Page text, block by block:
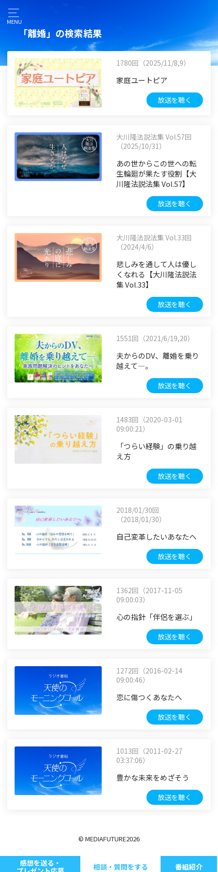
MENU
「離婚」の検索結果
1780回（2025/11/8,9）
家庭ユートピア
放送を聴く
大川隆法説法集 Vol.57回
（2025/10/31）
あの世からこの世への転
生輪廻が果たす役割【大
川隆法説法集 Vol.57】
放送を聴く
大川隆法説法集 Vol.33回
（2024/4/6）
悲しみを通して人は優し
くなれる【大川隆法説法
集 Vol.33】
放送を聴く
1551回（2021/6/19,20）
夫からのDV、離婚を乗り
越えて―。
放送を聴く
1483回（2020-03-01
09:00:21）
「つらい経験」の乗り越
え方
放送を聴く
2018/01/30回
（2018/01/30）
自己変革したいあなたへ
放送を聴く
1362回（2017-11-05
09:00:03）
心の指針「伴侶を選ぶ」
放送を聴く
1272回（2016-02-14
09:00:46）
恋に傷つくあなたへ
放送を聴く
1013回（2011-02-27
03:37:06）
豊かな未来をめざそう
放送を聴く
© MEDIAFUTURE2026
感想を送る・
相談・質問をする 番組紹介